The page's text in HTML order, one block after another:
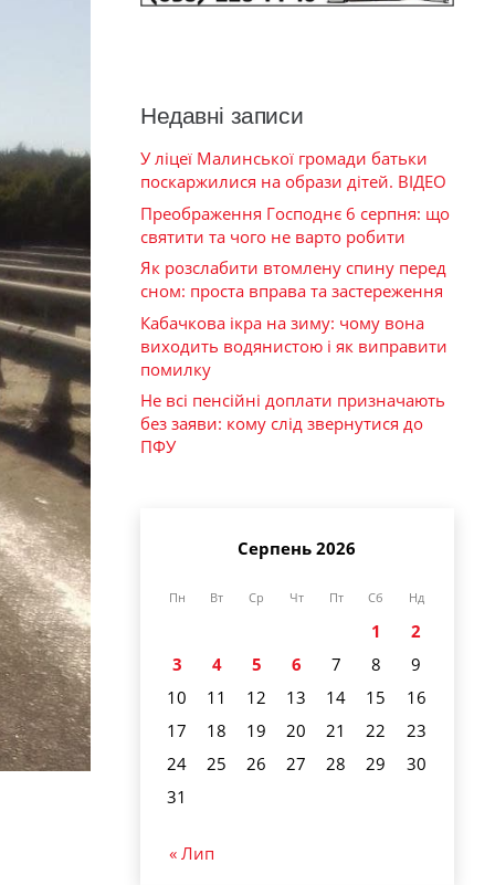
Недавні записи
У ліцеї Малинської громади батьки
поскаржилися на образи дітей. ВІДЕО
Преображення Господнє 6 серпня: що
святити та чого не варто робити
Як розслабити втомлену спину перед
сном: проста вправа та застереження
Кабачкова ікра на зиму: чому вона
виходить водянистою і як виправити
помилку
Не всі пенсійні доплати призначають
без заяви: кому слід звернутися до
ПФУ
Серпень 2026
Пн Вт Ср Чт Пт Сб Нд
1
2
3
4 5 6 7 8
9
10
11 12 13 14 15
16
17
18 19 20 21 22
23
24
25 26 27 28 29
30
31
« Лип